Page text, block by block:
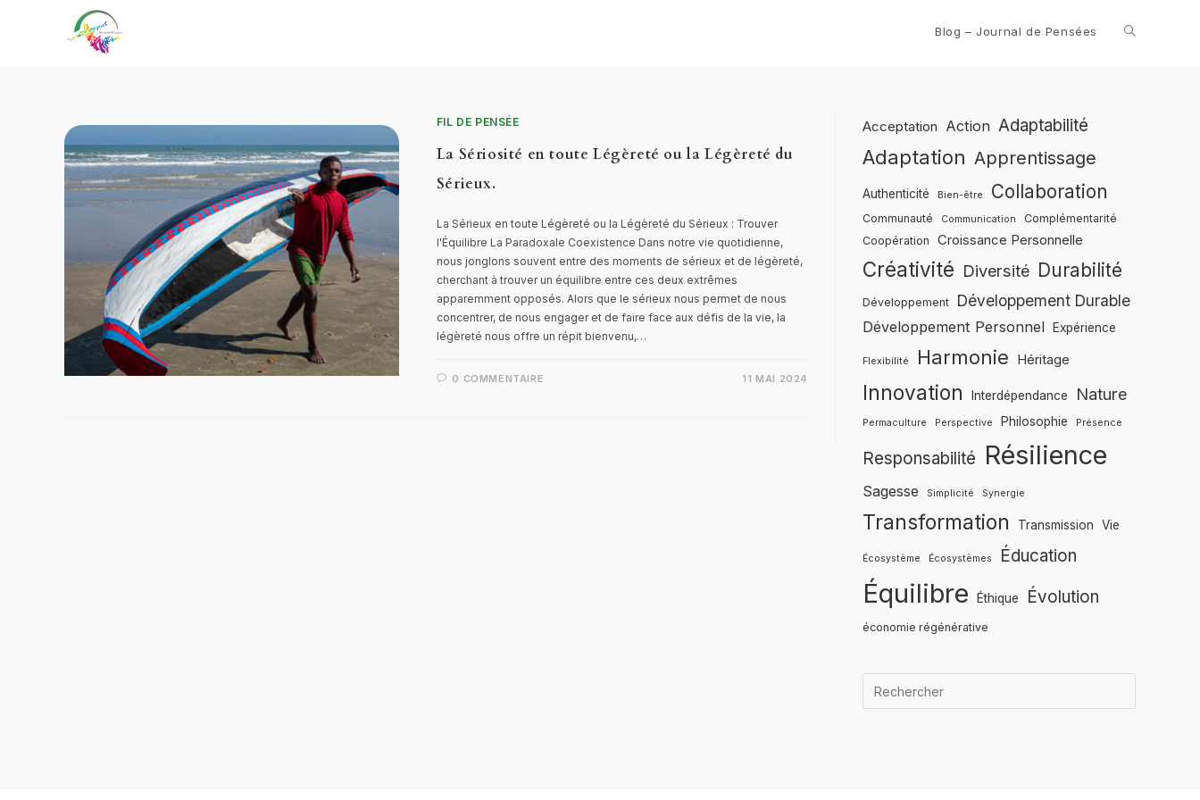
Blog – Journal de Pensées
FIL DE PENSÉE
La Sériosité en toute Légèreté ou la Légèreté du
Sérieux.
La Sérieux en toute Légèreté ou la Légèreté du Sérieux : Trouver
l'Équilibre La Paradoxale Coexistence Dans notre vie quotidienne,
nous jonglons souvent entre des moments de sérieux et de légèreté,
cherchant à trouver un équilibre entre ces deux extrêmes
apparemment opposés. Alors que le sérieux nous permet de nous
concentrer, de nous engager et de faire face aux défis de la vie, la
légèreté nous offre un répit bienvenu,…
0 COMMENTAIRE 11 MAI 2024
Acceptation Action Adaptabilité
Adaptation Apprentissage
Authenticité Bien-être Collaboration
Communauté Communication
Complémentarité
Coopération
Croissance Personnelle
Créativité Diversité Durabilité
Développement Développement Durable
Développement Personnel Expérience
Flexibilité Harmonie Héritage
Innovation Interdépendance Nature
Permaculture Perspective Philosophie Présence
Responsabilité Résilience
Sagesse Simplicité Synergie
Transformation Transmission Vie
Écosystème Écosystèmes Éducation
Équilibre Éthique Évolution
économie régénérative